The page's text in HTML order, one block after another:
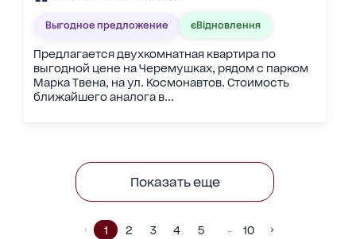
Выгодное предложение єВідновлення
Предлагается двухкомнатная квартира по
выгодной цене на Черемушках, рядом с парком
Марка Твена, на ул. Космонавтов. Стоимость
ближайшего аналога в...
Показать еще
1 2 3 4 5 … 10